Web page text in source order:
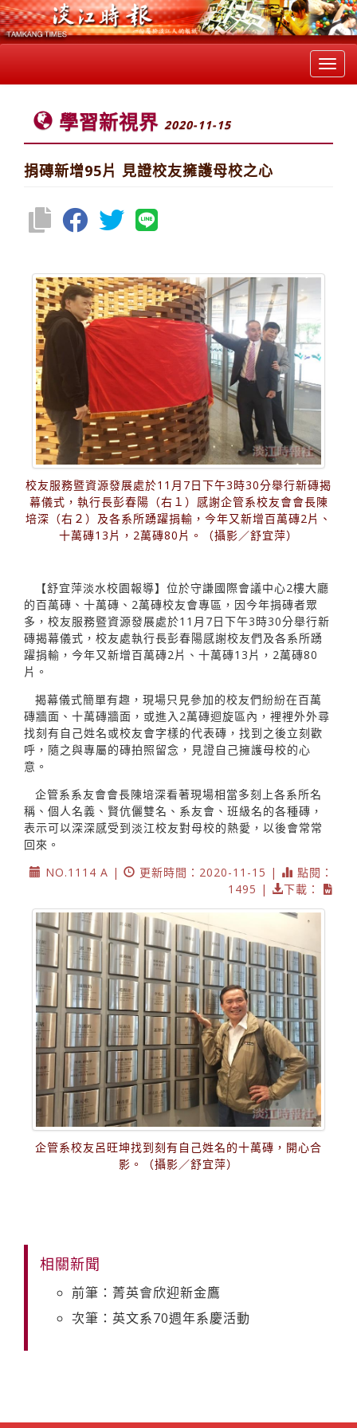
學習新視界 2020-11-15
捐磚新增95片 見證校友擁護母校之心
校友服務暨資源發展處於11月7日下午3時30分舉行新磚揭
幕儀式，執行長彭春陽（右１）感謝企管系校友會會長陳
培深（右２）及各系所踴躍捐輸，今年又新增百萬磚2片、
十萬磚13片，2萬磚80片。（攝影／舒宜萍）
【舒宜萍淡水校園報導】位於守謙國際會議中心2樓大廳
的百萬磚、十萬磚、2萬磚校友會專區，因今年捐磚者眾
多，校友服務暨資源發展處於11月7日下午3時30分舉行新
磚揭幕儀式，校友處執行長彭春陽感謝校友們及各系所踴
躍捐輸，今年又新增百萬磚2片、十萬磚13片，2萬磚80
片。
揭幕儀式簡單有趣，現場只見參加的校友們紛紛在百萬
磚牆面、十萬磚牆面，或進入2萬磚迴旋區內，裡裡外外尋
找刻有自己姓名或校友會字樣的代表磚，找到之後立刻歡
呼，隨之與專屬的磚拍照留念，見證自己擁護母校的心
意。
企管系系友會會長陳培深看著現場相當多刻上各系所名
稱、個人名義、賢伉儷雙名、系友會、班級名的各種磚，
表示可以深深感受到淡江校友對母校的熱愛，以後會常常
回來。
NO.1114 A |
更新時間：2020-11-15 |
點閱：
1495 |
下載：
企管系校友呂旺坤找到刻有自己姓名的十萬磚，開心合
影。（攝影／舒宜萍）
相關新聞
前筆：菁英會欣迎新金鷹
次筆：英文系70週年系慶活動